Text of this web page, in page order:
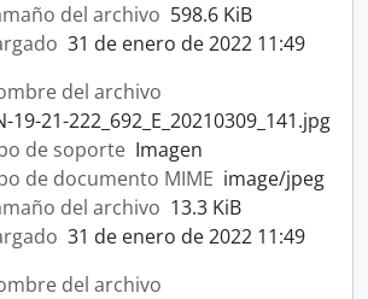
del archivo 598.6 KiB
31 de enero de 2022 11:49
del archivo
19-21-222_692_E_20210309_141.jpg
de soporte Imagen
de documento MIME image/jpeg
del archivo 13.3 KiB
31 de enero de 2022 11:49
del archivo